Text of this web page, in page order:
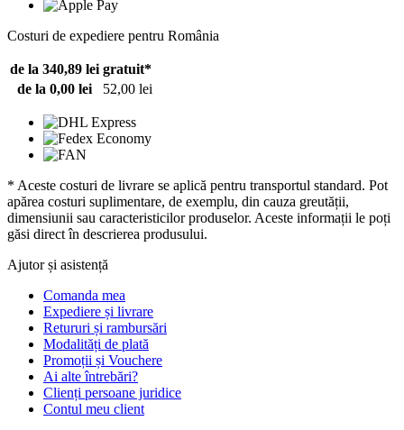
Costuri de expediere pentru România
de la 340,89 lei gratuit*
de la 0,00 lei
52,00 lei
* Aceste costuri de livrare se aplică pentru transportul standard. Pot
apărea costuri suplimentare, de exemplu, din cauza greutății,
dimensiunii sau caracteristicilor produselor. Aceste informații le poți
găsi direct în descrierea produsului.
Ajutor și asistență
Comanda mea
Expediere și livrare
Retururi și rambursări
Modalități de plată
Promoții și Vouchere
Ai alte întrebări?
Clienți persoane juridice
Contul meu client